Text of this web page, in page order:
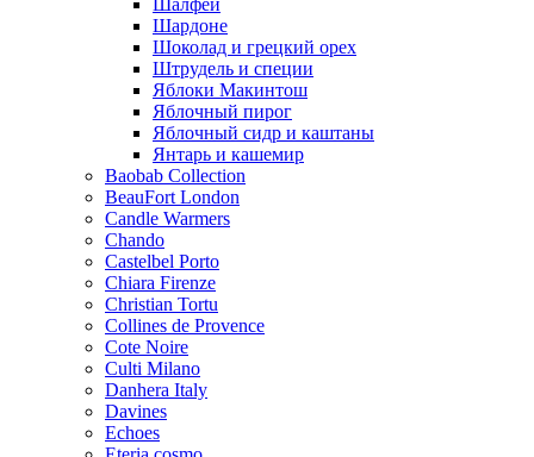
Шалфей
Шардоне
Шоколад и грецкий орех
Штрудель и специи
Яблоки Макинтош
Яблочный пирог
Яблочный сидр и каштаны
Янтарь и кашемир
Baobab Collection
BeauFort London
Candle Warmers
Chando
Castelbel Porto
Chiara Firenze
Christian Tortu
Collines de Provence
Cote Noire
Culti Milano
Danhera Italy
Davines
Echoes